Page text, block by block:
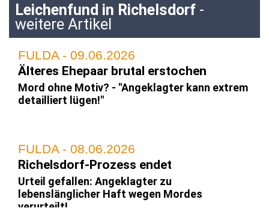
Leichenfund in Richelsdorf -
weitere Artikel
FULDA - 09.06.2026
Älteres Ehepaar brutal erstochen
Mord ohne Motiv? - "Angeklagter kann extrem
detailliert lügen!"
FULDA - 08.06.2026
Richelsdorf-Prozess endet
Urteil gefallen: Angeklagter zu
lebenslänglicher Haft wegen Mordes
verurteilt!